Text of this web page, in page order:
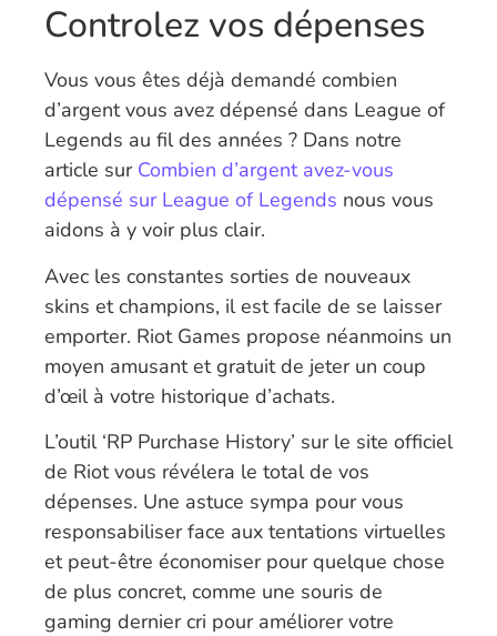
Controlez vos dépenses
Vous vous êtes déjà demandé combien
d’argent vous avez dépensé dans League of
Legends au fil des années ? Dans notre
article surCombien d’argent avez-vous
dépensé sur League of Legends nous vous
aidons à y voir plus clair.
Avec les constantes sorties de nouveaux
skins et champions, il est facile de se laisser
emporter. Riot Games propose néanmoins un
moyen amusant et gratuit de jeter un coup
d’œil à votre historique d’achats.
L’outil ‘RP Purchase History’ sur le site officiel
de Riot vous révélera le total de vos
dépenses. Une astuce sympa pour vous
responsabiliser face aux tentations virtuelles
et peut-être économiser pour quelque chose
de plus concret, comme une souris de
gaming dernier cri pour améliorer votre